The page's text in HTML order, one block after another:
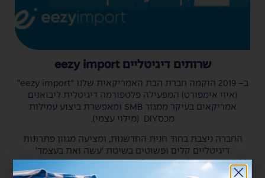
שרותים דיגיטליים eezy import
ב- 2019 הוקמה חברת הבת האמריקאית שלנו "eezy import”
(איזי אימפורט) המפעילה פלטפורמה דיגיטלית ליבואנים
אמריקאים בעיקר ממגזר SMB ומאפשרת ביצוע עמילות
מכסDIY (מילוי עצמי).
החברה ניצבת בחוד חנית החדשנות, ומציעה מגוון פתרונות
דיגיטליים קלים ופשוטים בשיטת ‘עשה זאת בעצמך’
ללקוחותיה. הפלטפורמה של איזי אימפורט מאפשרת ליבואנים
לחסוך עמלות גבוהות של סוכני עמילות תוך שיפור השירות,